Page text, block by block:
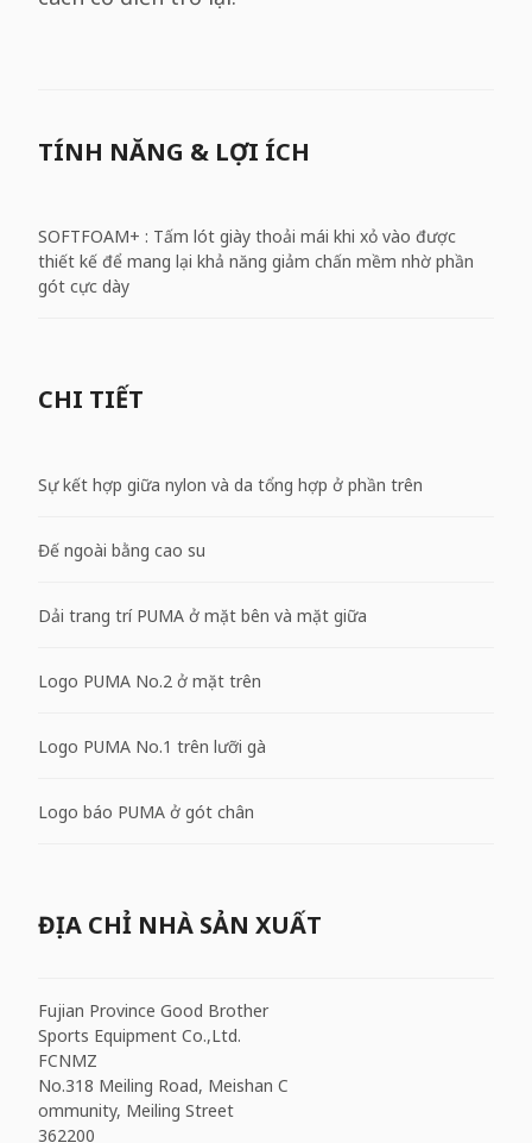
TÍNH NĂNG & LỢI ÍCH
SOFTFOAM+ : Tấm lót giày thoải mái khi xỏ vào được
thiết kế để mang lại khả năng giảm chấn mềm nhờ phần
gót cực dày
CHI TIẾT
Sự kết hợp giữa nylon và da tổng hợp ở phần trên
Đế ngoài bằng cao su
Dải trang trí PUMA ở mặt bên và mặt giữa
Logo PUMA No.2 ở mặt trên
Logo PUMA No.1 trên lưỡi gà
Logo báo PUMA ở gót chân
ĐỊA CHỈ NHÀ SẢN XUẤT
Fujian Province Good Brother
Sports Equipment Co.,Ltd.
FCNMZ
No.318 Meiling Road, Meishan C
ommunity, Meiling Street
362200